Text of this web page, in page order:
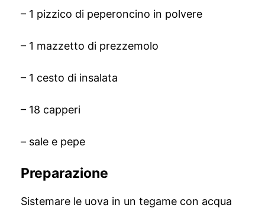
– 1 pizzico di peperoncino in polvere
– 1 mazzetto di prezzemolo
– 1 cesto di insalata
– 18 capperi
– sale e pepe
Preparazione
Sistemare le uova in un tegame con acqua